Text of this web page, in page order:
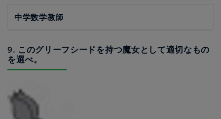
中学数学教師
9. このグリーフシードを持つ魔女として適切なもの
を選べ。